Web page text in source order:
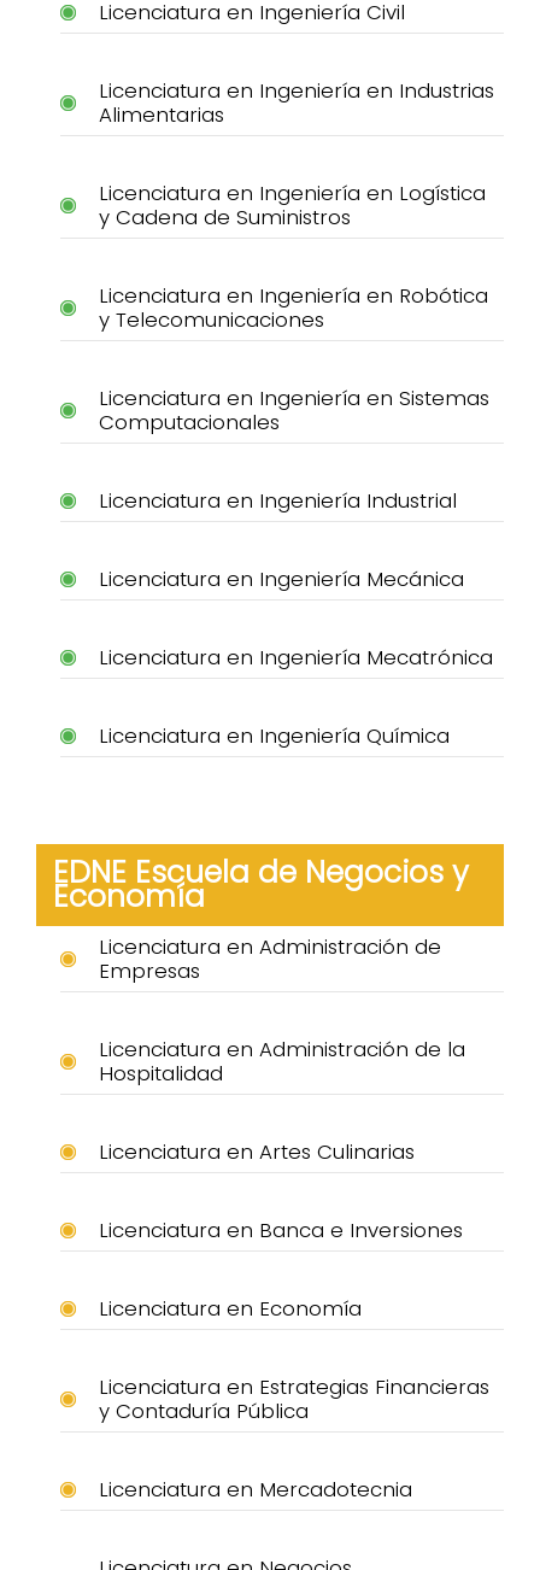
Licenciatura en Ingeniería Civil
Licenciatura en Ingeniería en Industrias
Alimentarias
Licenciatura en Ingeniería en Logística
y Cadena de Suministros
Licenciatura en Ingeniería en Robótica
y Telecomunicaciones
Licenciatura en Ingeniería en Sistemas
Computacionales
Licenciatura en Ingeniería Industrial
Licenciatura en Ingeniería Mecánica
Licenciatura en Ingeniería Mecatrónica
Licenciatura en Ingeniería Química
EDNE Escuela de Negocios y
Economía
Licenciatura en Administración de
Empresas
Licenciatura en Administración de la
Hospitalidad
Licenciatura en Artes Culinarias
Licenciatura en Banca e Inversiones
Licenciatura en Economía
Licenciatura en Estrategias Financieras
y Contaduría Pública
Licenciatura en Mercadotecnia